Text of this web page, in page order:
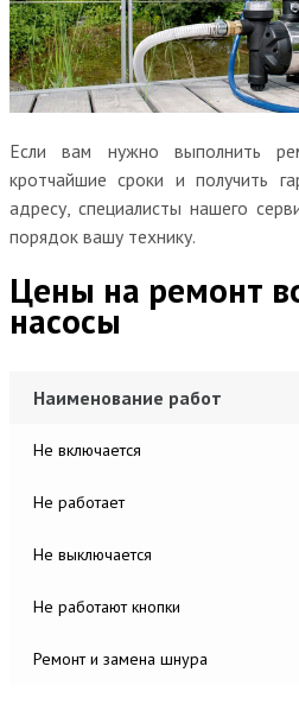
Если вам нужно выполнить
кротчайшие сроки и получить
адресу, специалисты нашего
порядок вашу технику.
Цены на ремонт
насосы
Наименование работ
Не включается
Не работает
Не выключается
Не работают кнопки
Ремонт и замена шнура